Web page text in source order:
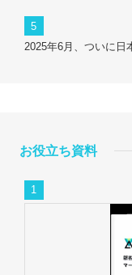
2025年6月、ついに日
お役立ち資料